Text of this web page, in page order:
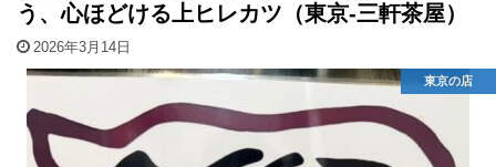
う、心ほどける上ヒレカツ（東京-三軒茶屋）
2026年3月14日
東京の店